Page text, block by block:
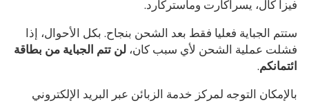
فيزا كال، يسراكارت وماستركارد.
ستتم الجباية فعليا فقط بعد الشحن بنجاح. بكل الأحوال، إذا
فشلت عملية الشحن لأي سبب كان، لن تتم الجباية من بطاقة
ائتمانكم.
بالإمكان التوجه لمركز خدمة الزبائن عبر البريد الإلكتروني